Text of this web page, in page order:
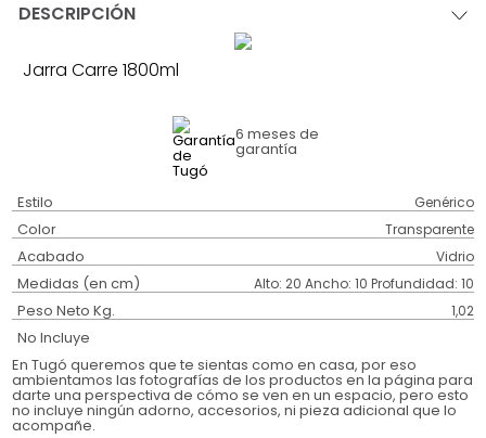
DESCRIPCIÓN
Jarra Carre 1800ml
6 meses de
garantía
Estilo Genérico
Color Transparente
Acabado Vidrio
Medidas (en cm) Alto: 20 Ancho: 10 Profundidad: 10
Peso Neto Kg. 1,02
No Incluye
En Tugó queremos que te sientas como en casa, por eso
ambientamos las fotografías de los productos en la página para
darte una perspectiva de cómo se ven en un espacio, pero esto
no incluye ningún adorno, accesorios, ni pieza adicional que lo
acompañe.